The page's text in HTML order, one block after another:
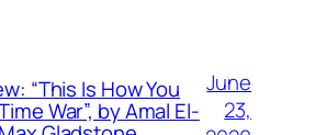
“This Is How You
War”, by Amal El-
June
23,